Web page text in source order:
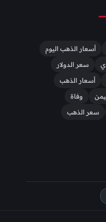
أسعار الذهب اليوم
سعر الدولار
أسعار الذهب
وفاة
سعر الذهب